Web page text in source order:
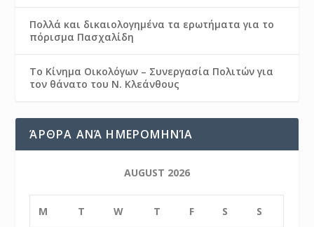
Πολλά και δικαιολογημένα τα ερωτήματα για το
πόρισμα Πασχαλίδη
Το Κίνημα Οικολόγων – Συνεργασία Πολιτών για
τον θάνατο του Ν. Κλεάνθους
ΆΡΘΡΑ ΑΝΆ ΗΜΕΡΟΜΗΝΊΑ
AUGUST 2026
M T W T F S S